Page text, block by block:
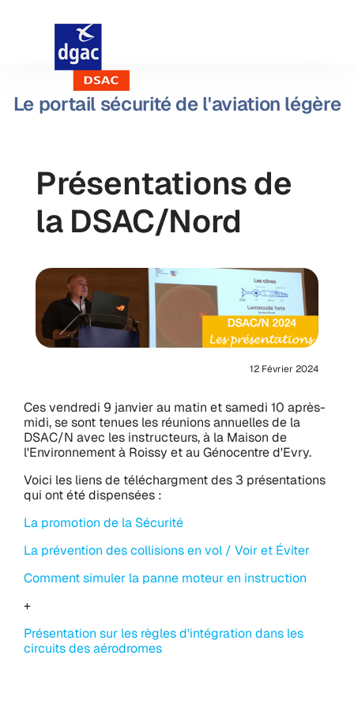
Le portail sécurité de l'aviation légère
Présentations de
la DSAC/Nord
12 Février 2024
Ces vendredi 9 janvier au matin et samedi 10 après-
midi, se sont tenues les réunions annuelles de la
DSAC/N avec les instructeurs, à la Maison de
l'Environnement à Roissy et au Génocentre d'Evry.
Voici les liens de téléchargment des 3 présentations
qui ont été dispensées :
La promotion de la Sécurité
La prévention des collisions en vol / Voir et Éviter
Comment simuler la panne moteur en instruction
+
Présentation sur les règles d'intégration dans les
circuits des aérodromes